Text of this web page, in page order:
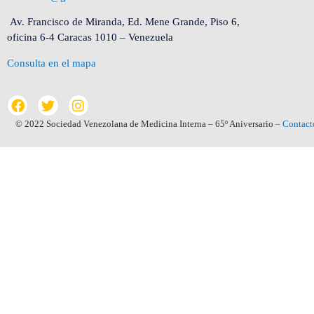
Av. Francisco de Miranda, Ed. Mene Grande, Piso 6,
oficina 6-4 Caracas 1010 – Venezuela
Consulta en el mapa
© 2022 Sociedad Venezolana de Medicina Interna – 65º Aniversario –